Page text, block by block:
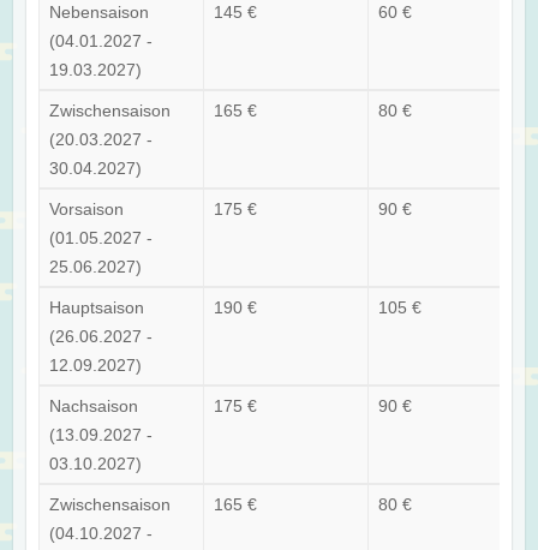
Nebensaison
(04.01.2027 -
19.03.2027)
145 € 60 €
Zwischensaison
(20.03.2027 -
30.04.2027)
165 € 80 €
Vorsaison
(01.05.2027 -
25.06.2027)
175 € 90 €
Hauptsaison
(26.06.2027 -
12.09.2027)
190 € 105 €
Nachsaison
(13.09.2027 -
03.10.2027)
175 € 90 €
Zwischensaison
(04.10.2027 -
165 € 80 €